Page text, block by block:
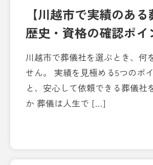
【川越市で実績のあ
歴史・資格の確認ポイ
川越市で葬儀社を選ぶとき、何
せん。 実績を見極める5つのポ
と、安心して依頼できる葬儀
か 葬儀は人生で […]